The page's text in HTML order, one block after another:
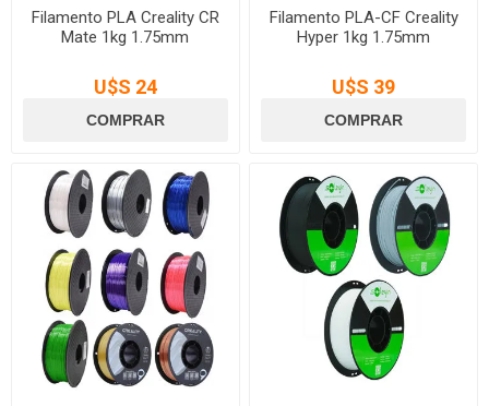
Filamento PLA Creality CR
Mate 1kg 1.75mm
U$S 24
Filamento PLA-CF Creality
Hyper 1kg 1.75mm
U$S 39